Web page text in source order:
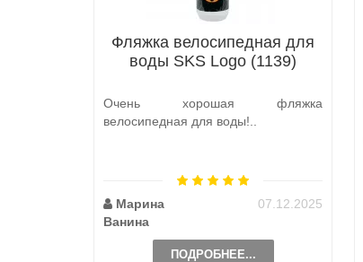
Фляжка велосипедная для
воды SKS Logo (1139)
Очень хорошая фляжка
велосипедная для воды!..
Марина
Ванина
07.12.2025
ПОДРОБНЕЕ...